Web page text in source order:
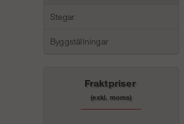
Stegar
Byggställningar
Fraktpriser
(exkl. moms)